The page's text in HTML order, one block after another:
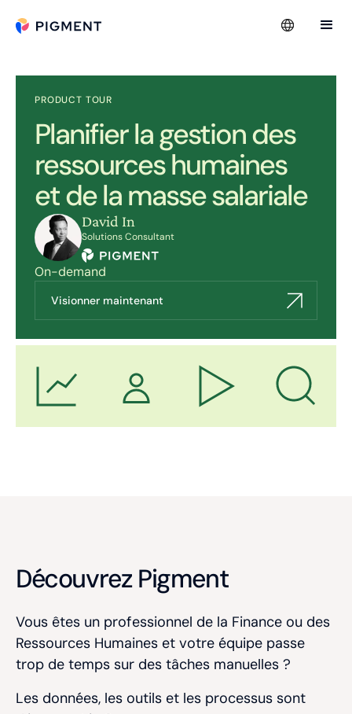
PRODUCT TOUR
Planifier la gestion des
ressources humaines
et de la masse salariale
David In
Solutions Consultant
On-demand
Visionner maintenant
Découvrez Pigment
Vous êtes un professionnel de la Finance ou des
Ressources Humaines et votre équipe passe
trop de temps sur des tâches manuelles ?
Les données, les outils et les processus sont